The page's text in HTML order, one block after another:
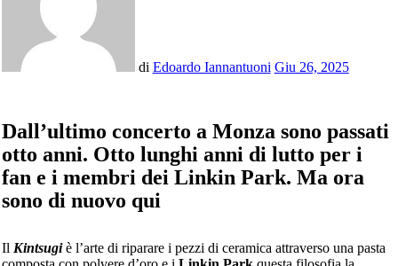
di Edoardo Iannantuoni Giu 26, 2025
Dall’ultimo concerto a Monza sono passati
otto anni. Otto lunghi anni di lutto per i
fan e i membri dei Linkin Park. Ma ora
sono di nuovo qui
Il Kintsugi è l’arte di riparare i pezzi di ceramica attraverso una pasta